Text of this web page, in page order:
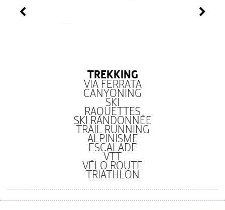
TREKKING
VIA FERRATA
CANYONING
SKI
RAQUETTES
SKI RANDONNÉE
TRAIL RUNNING
ALPINISME
ESCALADE
VTT
VÉLO ROUTE
TRIATHLON